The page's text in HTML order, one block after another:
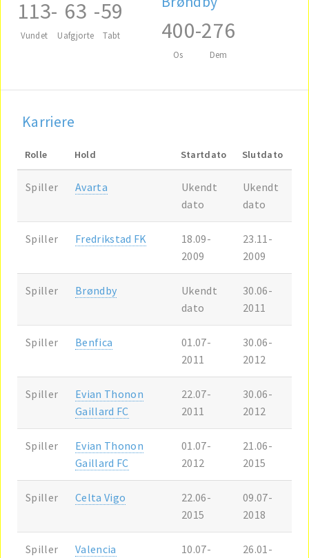
113
Vundet
- 63
Uafgjorte
-59
Tabt 400
Os
-276
Dem
Karriere
Rolle Hold Startdato Slutdato
Spiller Avarta
Ukendt
dato
Ukendt
dato
Spiller Fredrikstad FK
18.09-
2009
23.11-
2009
Spiller Brøndby
Ukendt
dato
30.06-
2011
Spiller Benfica
01.07-
2011
30.06-
2012
Spiller
Evian Thonon
Gaillard FC
22.07-
2011
30.06-
2012
Spiller
Evian Thonon
Gaillard FC
01.07-
2012
21.06-
2015
Spiller Celta Vigo
22.06-
2015
09.07-
2018
Spiller Valencia
10.07-
26.01-